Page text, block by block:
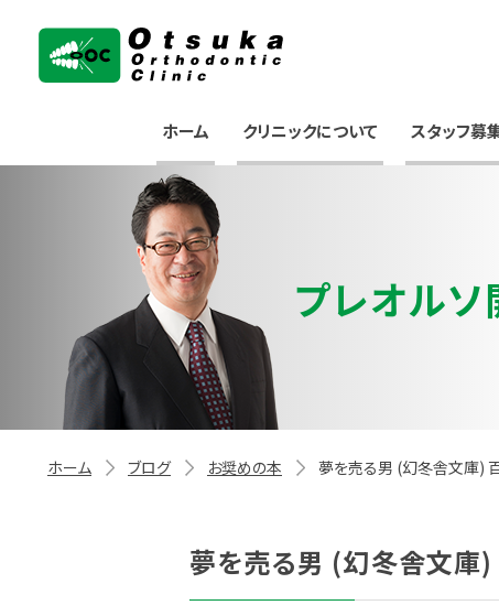
ホーム クリニックについて スタッフ募
プレオル
ホーム ブログ お奨めの本 夢を売る男 (幻冬舎文庫)
夢を売る男 (幻冬舎文庫